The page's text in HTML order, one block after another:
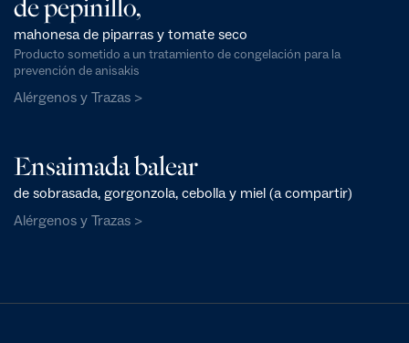
mahonesa de piparras y tomate seco
Producto sometido a un tratamiento de congelación para la
prevención de anisakis
Alérgenos y Trazas >
Ensaimada balear
de sobrasada, gorgonzola, cebolla y miel (a compartir)
Alérgenos y Trazas >